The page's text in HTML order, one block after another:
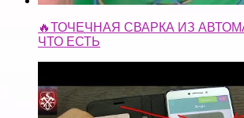
🔥ТОЧЕЧНАЯ СВАРКА ИЗ
ЧТО ЕСТЬ